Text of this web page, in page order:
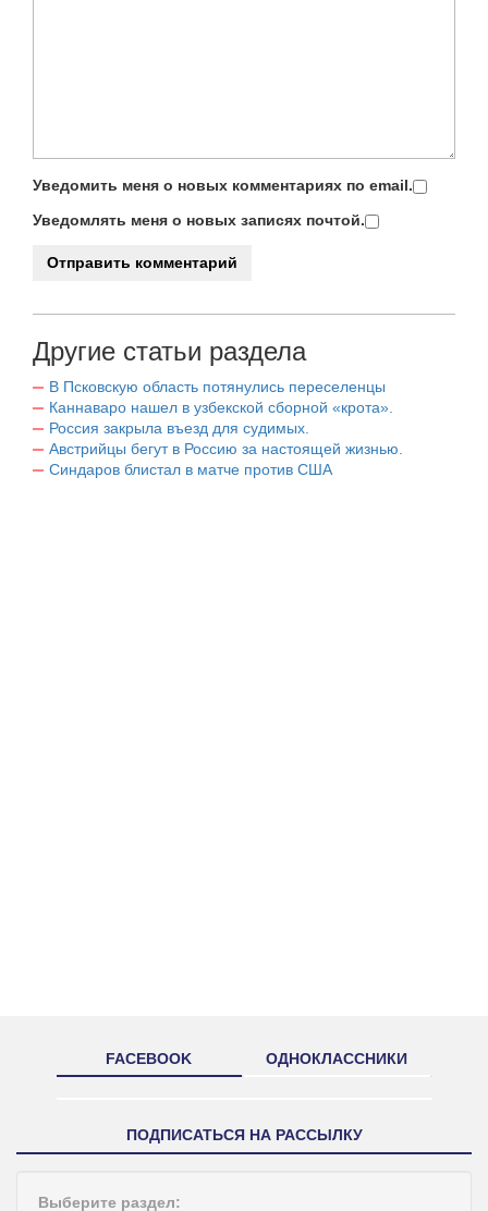
Уведомить меня о новых комментариях по email.
Уведомлять меня о новых записях почтой.
Другие статьи раздела
В Псковскую область потянулись переселенцы
Каннаваро нашел в узбекской сборной «крота».
Россия закрыла въезд для судимых.
Австрийцы бегут в Россию за настоящей жизнью.
Синдаров блистал в матче против США
FACEBOOK ОДНОКЛАССНИКИ
ПОДПИСАТЬСЯ НА РАССЫЛКУ
Выберите раздел: